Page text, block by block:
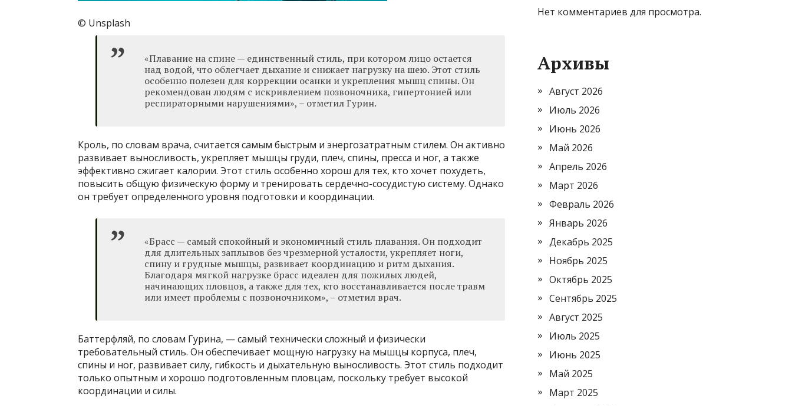
© Unsplash
«Плавание на спине — единственный стиль, при котором лицо остается
над водой, что облегчает дыхание и снижает нагрузку на шею. Этот стиль
особенно полезен для коррекции осанки и укрепления мышц спины. Он
рекомендован людям с искривлением позвоночника, гипертонией или
респираторными нарушениями», – отметил Гурин.
Кроль, по словам врача, считается самым быстрым и энергозатратным стилем. Он активно
развивает выносливость, укрепляет мышцы груди, плеч, спины, пресса и ног, а также
эффективно сжигает калории. Этот стиль особенно хорош для тех, кто хочет похудеть,
повысить общую физическую форму и тренировать сердечно-сосудистую систему. Однако
он требует определенного уровня подготовки и координации.
«Брасс — самый спокойный и экономичный стиль плавания. Он подходит
для длительных заплывов без чрезмерной усталости, укрепляет ноги,
спину и грудные мышцы, развивает координацию и ритм дыхания.
Благодаря мягкой нагрузке брасс идеален для пожилых людей,
начинающих пловцов, а также для тех, кто восстанавливается после травм
или имеет проблемы с позвоночником», – отметил врач.
Баттерфляй, по словам Гурина, — самый технически сложный и физически
требовательный стиль. Он обеспечивает мощную нагрузку на мышцы корпуса, плеч,
спины и ног, развивает силу, гибкость и дыхательную выносливость. Этот стиль подходит
только опытным и хорошо подготовленным пловцам, поскольку требует высокой
координации и силы.
Нет комментариев для просмотра.
Архивы
Август 2026
Июль 2026
Июнь 2026
Май 2026
Апрель 2026
Март 2026
Февраль 2026
Январь 2026
Декабрь 2025
Ноябрь 2025
Октябрь 2025
Сентябрь 2025
Август 2025
Июль 2025
Июнь 2025
Май 2025
Март 2025